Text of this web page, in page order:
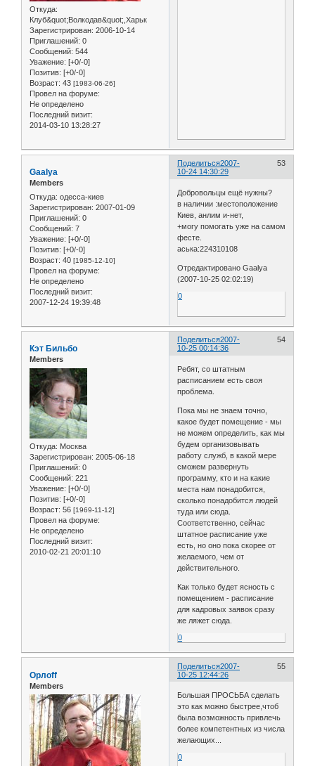
Откуда:
Клуб&quot;Волкодав&quot;,Харьк
Зарегистрирован: 2006-10-14
Приглашений: 0
Сообщений: 544
Уважение: [+0/-0]
Позитив: [+0/-0]
Возраст: 43 [1983-06-26]
Провел на форуме:
Не определено
Последний визит:
2014-03-10 13:28:27
Поделиться 53
2007-
10-24 14:30:29
Gaalya
Members
Откуда: одесса-киев
Зарегистрирован: 2007-01-09
Приглашений: 0
Сообщений: 7
Уважение: [+0/-0]
Позитив: [+0/-0]
Возраст: 40 [1985-12-10]
Провел на форуме:
Не определено
Последний визит:
2007-12-24 19:39:48
Добровольцы ещё нужны?
в наличии :местоположение
Киев, анлим и-нет,
+могу помогать уже на самом
фесте.
аська:224310108
Отредактировано Gaalya
(2007-10-25 02:02:19)
0
Поделиться 54
2007-
10-25 00:14:36
Кэт Бильбо
Members
Откуда: Москва
Зарегистрирован: 2005-06-18
Приглашений: 0
Сообщений: 221
Уважение: [+0/-0]
Позитив: [+0/-0]
Возраст: 56 [1969-11-12]
Провел на форуме:
Не определено
Последний визит:
2010-02-21 20:01:10
Ребят, со штатным
расписанием есть своя
проблема.
Пока мы не знаем точно,
какое будет помещение - мы
не можем определить, как мы
будем организовывать
работу служб, в какой мере
сможем развернуть
программу, кто и на какие
места нам понадобится,
сколько понадобится людей
туда или сюда.
Соответственно, сейчас
штатное расписание уже
есть, но оно пока скорее от
желаемого, чем от
действительного.
Как только будет ясность с
помещением - расписание
для кадровых заявок сразу
же ляжет сюда.
0
Поделиться 55
2007-
10-25 12:44:26
Орлоff
Members
Большая ПРОСЬБА сделать
это как можно быстрее,чтоб
была возможность привлечь
более компетентных из числа
желающих...
0